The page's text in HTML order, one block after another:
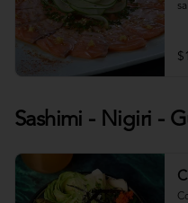
Sashimi - Nigiri -